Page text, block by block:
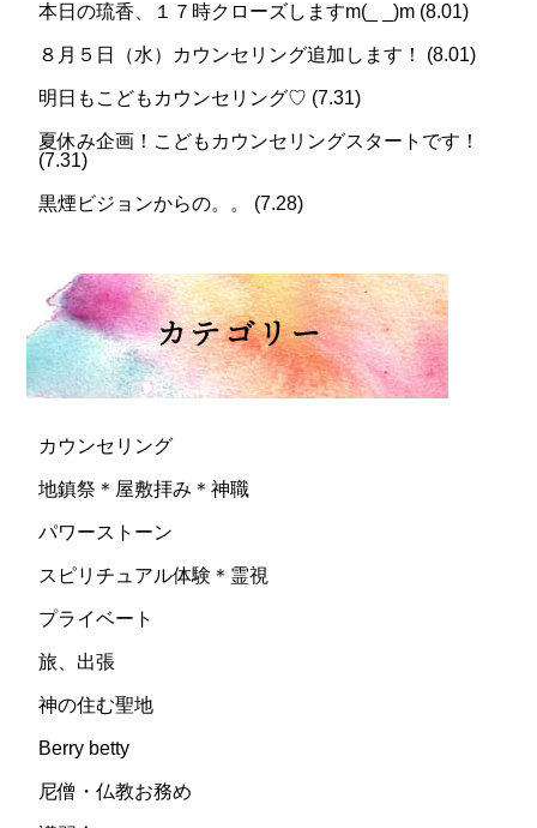
本日の琉香、１７時クローズしますm(_ _)m (8.01)
８月５日（水）カウンセリング追加します！ (8.01)
明日もこどもカウンセリング♡ (7.31)
夏休み企画！こどもカウンセリングスタートです！
(7.31)
黒煙ビジョンからの。。 (7.28)
カウンセリング
地鎮祭＊屋敷拝み＊神職
パワーストーン
スピリチュアル体験＊霊視
プライベート
旅、出張
神の住む聖地
Berry betty
尼僧・仏教お務め